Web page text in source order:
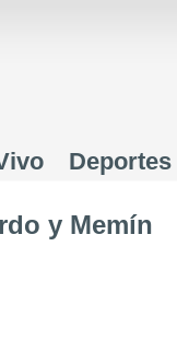
Deportes
y Memín